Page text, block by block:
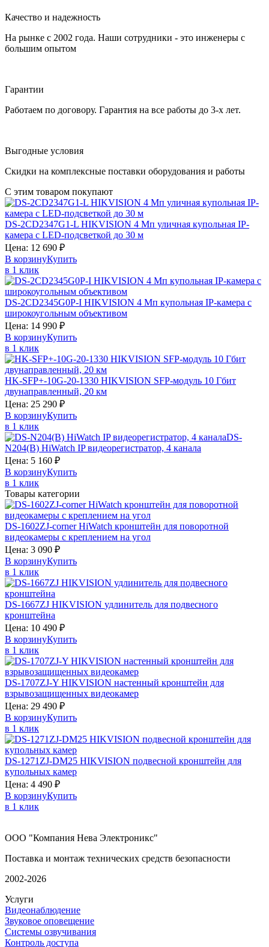
Качество и надежность
На рынке с 2002 года. Наши сотрудники - это инженеры с
большим опытом
Гарантии
Работаем по договору. Гарантия на все работы до 3-х лет.
Выгодные условия
Скидки на комплексные поставки оборудования и работы
С этим товаром покупают
DS-2CD2347G1-L HIKVISION 4 Мп уличная купольная IP-
камера с LED-подсветкой до 30 м
Цена: 12 690 ₽
В корзинуКупить
в 1 клик
DS-2CD2345G0P-I HIKVISION 4 Мп купольная IP-камера с
широкоугольным объективом
Цена: 14 990 ₽
В корзинуКупить
в 1 клик
HK-SFP+-10G-20-1330 HIKVISION SFP-модуль 10 Гбит
двунаправленный, 20 км
Цена: 25 290 ₽
В корзинуКупить
в 1 клик
DS-
N204(B) HiWatch IP видеорегистратор, 4 канала
Цена: 5 160 ₽
В корзинуКупить
в 1 клик
Товары категории
DS-1602ZJ-cornerHiWatch кронштейн для поворотной
видеокамеры с креплением на угол
Цена: 3 090 ₽
В корзинуКупить
в 1 клик
DS-1667ZJ HIKVISION удлинитель для подвесного
кронштейна
Цена: 10 490 ₽
В корзинуКупить
в 1 клик
DS-1707ZJ-Y HIKVISION настенный кронштейн для
взрывозащищенных видеокамер
Цена: 29 490 ₽
В корзинуКупить
в 1 клик
DS-1271ZJ-DM25 HIKVISION подвесной кронштейн для
купольных камер
Цена: 4 490 ₽
В корзинуКупить
в 1 клик
ООО "Компания Нева Электроникс"
Поставка и монтаж технических средств безопасности
2002-2026
Услуги
Видеонаблюдение
Звуковое оповещение
Системы озвучивания
Контроль доступа